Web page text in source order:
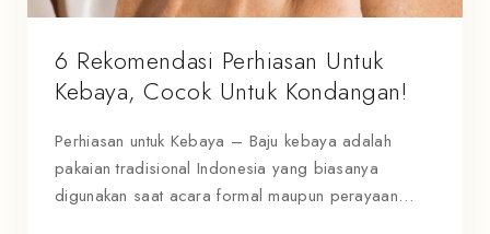
6 Rekomendasi Perhiasan Untuk
Kebaya, Cocok Untuk Kondangan!
Perhiasan untuk Kebaya – Baju kebaya adalah
pakaian tradisional Indonesia yang biasanya
digunakan saat acara formal maupun perayaan…